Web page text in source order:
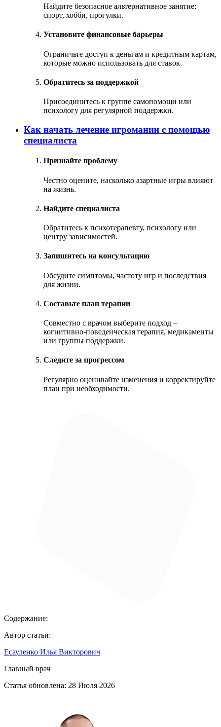
Найдите безопасное альтернативное занятие:
спорт, хобби, прогулки.
Установите финансовые барьеры
Ограничьте доступ к деньгам и кредитным картам,
которые можно использовать для ставок.
Обратитесь за поддержкой
Присоединитесь к группе самопомощи или
психологу для регулярной поддержки.
Как начать лечение игромании с помощью
специалиста
Признайте проблему
Честно оцените, насколько азартные игры влияют
на жизнь.
Найдите специалиста
Обратитесь к психотерапевту, психологу или
центру зависимостей.
Запишитесь на консультацию
Обсудите симптомы, частоту игр и последствия
для жизни.
Составьте план терапии
Совместно с врачом выберите подход –
когнитивно-поведенческая терапия, медикаменты
или группы поддержки.
Следите за прогрессом
Регулярно оценивайте изменения и корректируйте
план при необходимости.
Содержание:
Автор статьи:
Есауленко Илья Викторович
Главный врач
Статья обновлена: 28 Июля 2026